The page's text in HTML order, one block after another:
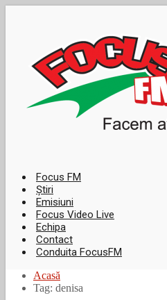
Focus FM
Știri
Emisiuni
Focus Video Live
Echipa
Contact
Conduita FocusFM
Acasă
Tag: denisa